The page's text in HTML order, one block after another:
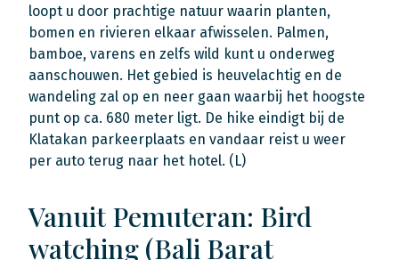
loopt u door prachtige natuur waarin planten,
bomen en rivieren elkaar afwisselen. Palmen,
bamboe, varens en zelfs wild kunt u onderweg
aanschouwen. Het gebied is heuvelachtig en de
wandeling zal op en neer gaan waarbij het hoogste
punt op ca. 680 meter ligt. De hike eindigt bij de
Klatakan parkeerplaats en vandaar reist u weer
per auto terug naar het hotel. (L)
Vanuit Pemuteran: Bird
watching (Bali Barat